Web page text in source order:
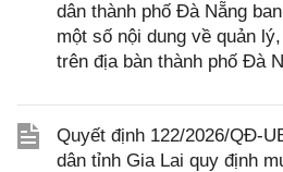
dân thành phố Đà Nẵng
một số nội dung về quản
trên địa bàn thành phố Đà
Quyết định 122/2026/QĐ-
dân tỉnh Gia Lai quy định